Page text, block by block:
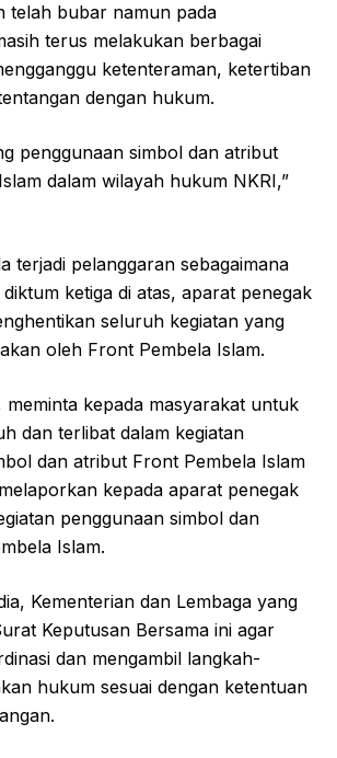
telah bubar namun pada
terus melakukan berbagai
ketenteraman, ketertiban
dengan hukum.
penggunaan simbol dan atribut
dalam wilayah hukum NKRI,”
terjadi pelanggaran sebagaimana
ketiga di atas, aparat penegak
seluruh kegiatan yang
oleh Front Pembela Islam.
meminta kepada masyarakat untuk
dan terlibat dalam kegiatan
dan atribut Front Pembela Islam
kepada aparat penegak
penggunaan simbol dan
Islam.
Kementerian dan Lembaga yang
Keputusan Bersama ini agar
dan mengambil langkah-
hukum sesuai dengan ketentuan